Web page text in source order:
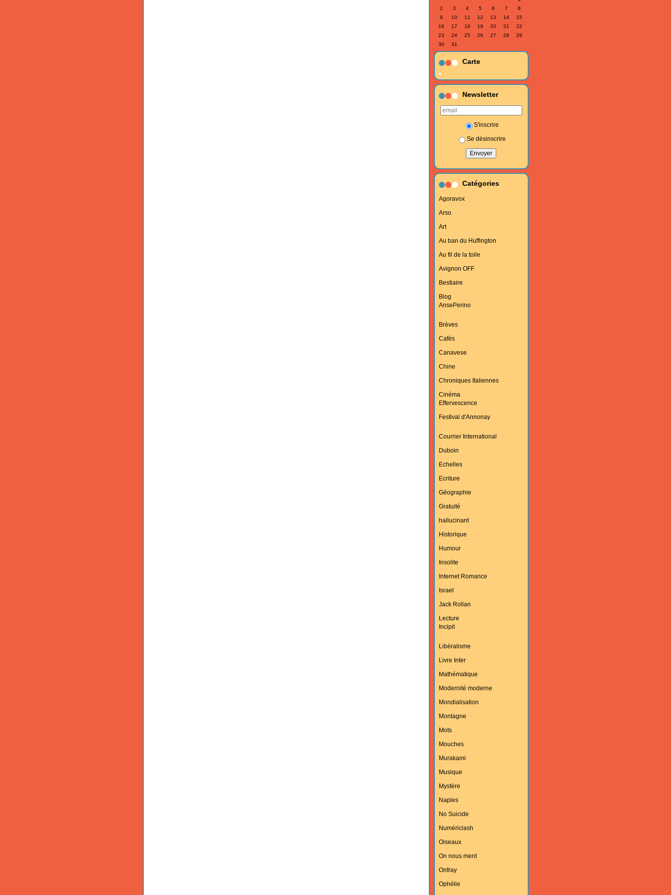
2
3 4 5 6 7
8
9
10 11 12 13 14
15
16
17 18 19 20 21
22
23
24 25 26 27 28
29
30
31
Carte
Newsletter
S'inscrire
Se désinscrire
Catégories
Agoravox
Arso
Art
Au ban du Huffington
Au fil de la toile
Avignon OFF
Bestiaire
Blog
AnsePerino
Brèves
Cafés
Canavese
Chine
Chroniques Italiennes
Cinéma
Effervescence
Festival d'Annonay
Courrier International
Duboin
Echelles
Ecriture
Géographie
Gratuité
hallucinant
Historique
Humour
Insolite
Internet Romance
Israel
Jack Rollan
Lecture
Incipit
Libéralisme
Livre Inter
Mathématique
Modernité moderne
Mondialisation
Montagne
Mots
Mouches
Murakami
Musique
Mystère
Naples
No Suicide
Numériclash
Oiseaux
On nous ment
Onfray
Ophélie